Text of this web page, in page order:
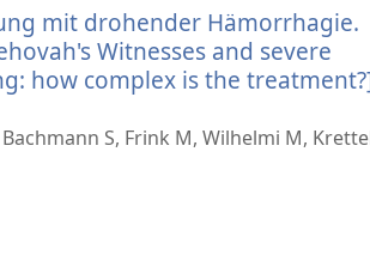
mit drohender Hämorrhagie.
Witnesses and severe
how complex is the
S, Frink M, Wilhelmi M,